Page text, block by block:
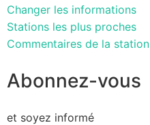
Changer les informations
Stations les plus proches
Commentaires de la station
Abonnez-vous
et soyez informé